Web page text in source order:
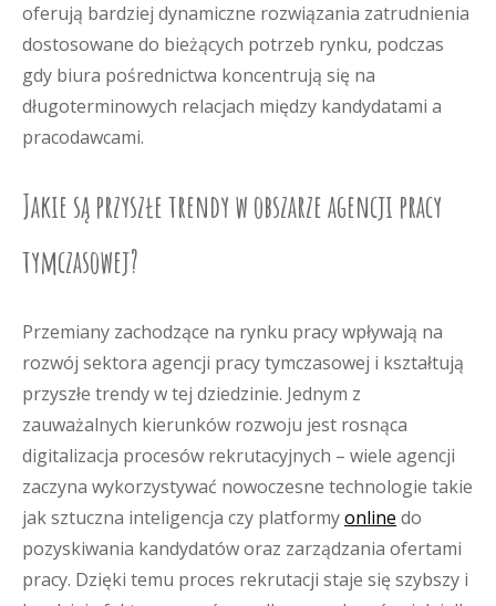
oferują bardziej dynamiczne rozwiązania zatrudnienia
dostosowane do bieżących potrzeb rynku, podczas
gdy biura pośrednictwa koncentrują się na
długoterminowych relacjach między kandydatami a
pracodawcami.
Jakie są przyszłe trendy w obszarze agencji pracy
tymczasowej?
Przemiany zachodzące na rynku pracy wpływają na
rozwój sektora agencji pracy tymczasowej i kształtują
przyszłe trendy w tej dziedzinie. Jednym z
zauważalnych kierunków rozwoju jest rosnąca
digitalizacja procesów rekrutacyjnych – wiele agencji
zaczyna wykorzystywać nowoczesne technologie takie
jak sztuczna inteligencja czy platformyonline do
pozyskiwania kandydatów oraz zarządzania ofertami
pracy. Dzięki temu proces rekrutacji staje się szybszy i